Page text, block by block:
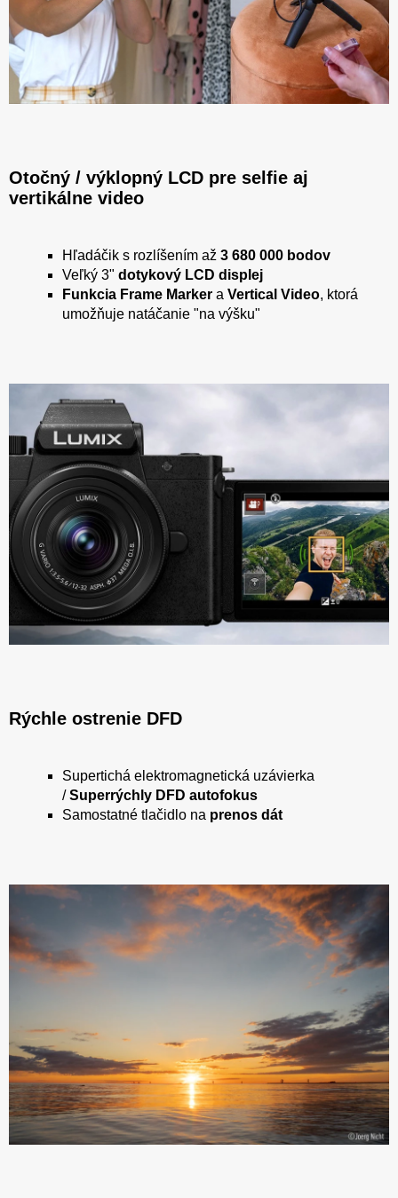
Otočný / výklopný LCD pre selfie aj
vertikálne video
Hľadáčik s rozlíšením až 3 680 000 bodov
Veľký 3" dotykový LCD displej
Funkcia Frame Marker a Vertical Video, ktorá
umožňuje natáčanie "na výšku"
Rýchle ostrenie DFD
Supertichá elektromagnetická uzávierka
/Superrýchly DFD autofokus
Samostatné tlačidlo na prenos dát